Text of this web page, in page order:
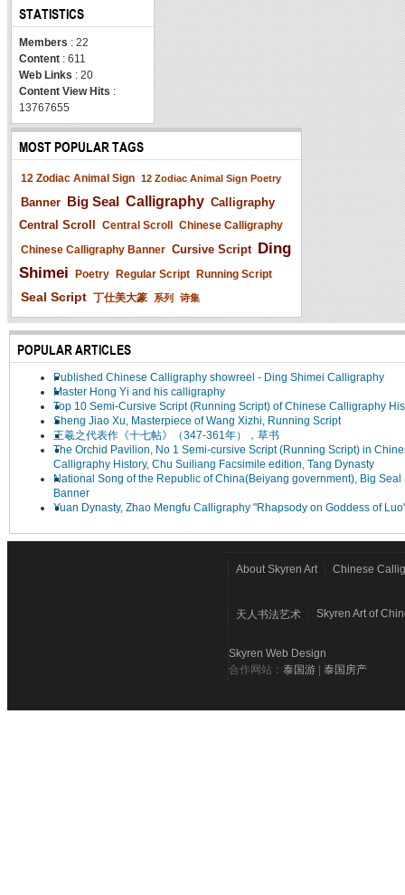
STATISTICS
Members : 22
Content : 611
Web Links : 20
Content View Hits :
13767655
MOST POPULAR TAGS
12 Zodiac Animal Sign 12 Zodiac Animal Sign Poetry
Banner Big Seal Calligraphy Calligraphy
Central Scroll Central Scroll Chinese Calligraphy
Chinese Calligraphy Banner Cursive Script Ding
Shimei Poetry Regular Script Running Script
Seal Script 丁仕美大篆 系列 诗集
POPULAR ARTICLES
Published Chinese Calligraphy showreel - Ding Shimei Calligraphy
Master Hong Yi and his calligraphy
Top 10 Semi-Cursive Script (Running Script) of Chinese Calligraphy
Sheng Jiao Xu, Masterpiece of Wang Xizhi, Running Script
王羲之代表作《十七帖》（347-361年），草书
The Orchid Pavilion, No 1 Semi-cursive Script (Running Script) in
Calligraphy History, Chu Suiliang Facsimile edition, Tang Dynasty
National Song of the Republic of China(Beiyang government), Big Seal
Banner
Yuan Dynasty, Zhao Mengfu Calligraphy "Rhapsody on Goddess of
About Skyren Art Chinese
天人书法艺术 Skyren Art of
Skyren Web Design
合作网站： 泰国游 | 泰国房产